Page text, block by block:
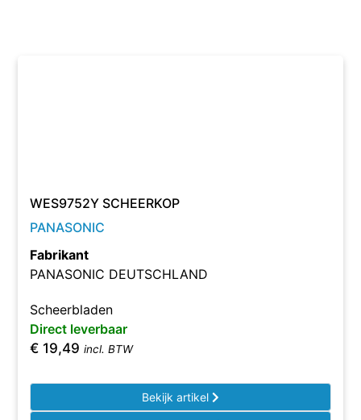
WES9752Y SCHEERKOP
PANASONIC
Fabrikant
PANASONIC DEUTSCHLAND
Scheerbladen
Direct leverbaar
€ 19,49 incl. BTW
Bekijk artikel